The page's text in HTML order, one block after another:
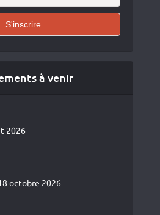
à venir
2026
octobre 2026